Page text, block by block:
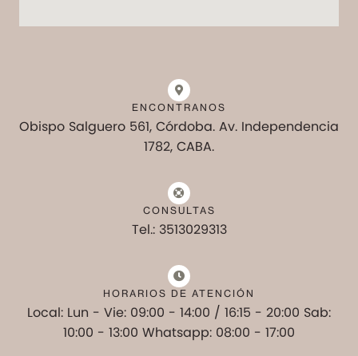
ENCONTRANOS
Obispo Salguero 561, Córdoba. Av. Independencia
1782, CABA.
CONSULTAS
Tel.: 3513029313
HORARIOS DE ATENCIÓN
Local: Lun - Vie: 09:00 - 14:00 / 16:15 - 20:00 Sab:
10:00 - 13:00 Whatsapp: 08:00 - 17:00